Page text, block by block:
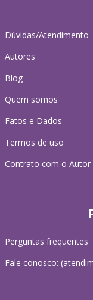
Dúvidas/Atendimento
Autores
Blog
Quem somos
Fatos e Dados
Termos de uso
Contrato com o Autor
Perguntas frequentes
Fale conosco: